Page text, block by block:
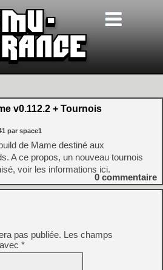
v0.112.2 + Tournois
par space1
de Mame destiné aux
A ce propos, un nouveau tournois
voir les informations ici.
0 commentaire
pas publiée. Les champs
*